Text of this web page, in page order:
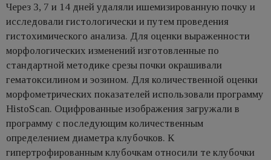
Через 3, 7 и 14 дней удаляли ишемизированную почку и
исследовали гистологически и путем проведения
гистохимического анализа. Для оценки выраженности
морфологических изменений изготовленные по
стандартной методике срезы почки окрашивали
гематоксилином и эозином. Для количественной оценки
морфометрических показателей использовали программу
HistoScan. Оцифрованные изображения загружали в
программу с последующим количественным
определением диаметра клубочков. К
гипертрофированным клубочкам относили те клубочки